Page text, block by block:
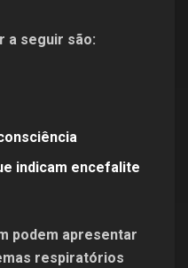
a seguir são:
indicam encefalite
podem apresentar
respiratórios